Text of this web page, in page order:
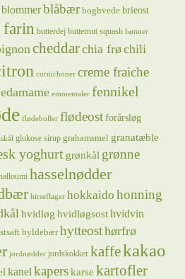
blommerblåbær boghvede brieost
butterdej butternut squash bønner
cheddarchia frøchili
cornichoner creme fraiche
edamame emmentaler fennikel
flødeboller flødeost forårsløg
glukose sirup grahamsmel granatæble
yoghurt grønkål grønne
hasselnødder
hirseflager hokkaido honning
hvidløg hvidløgsost hvidvin
hyldebær hytteosthørfrø
jordnødder jordskokker kaffekakao
kanelkaperskarse kartofler